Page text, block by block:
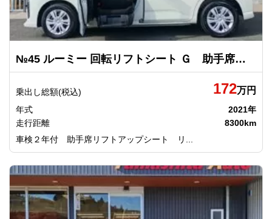
№45 ルーミー 回転リフトシート Ｇ 助手席リフトアップシート トヨタ
乗出し総額(税込) 172万円
年式
2021年
走行距離
8300km
車検２年付 助手席リフトアップシート リ...